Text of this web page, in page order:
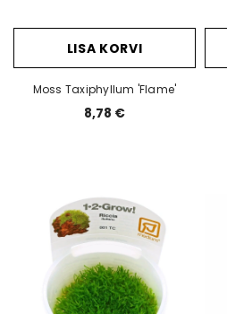
LISA KORVI
Moss Taxiphyllum 'Flame'
8,78 €